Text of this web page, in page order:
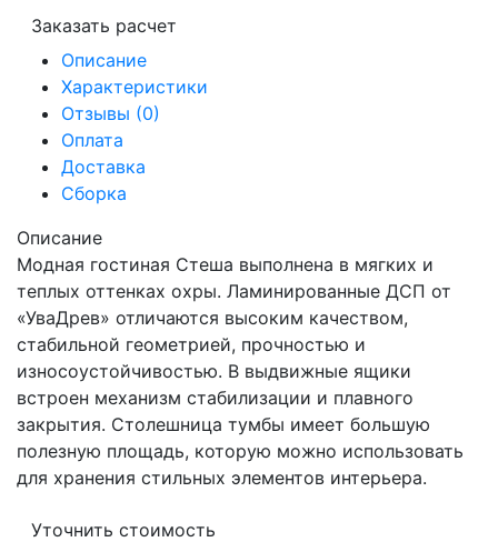
Заказать расчет
Описание
Характеристики
Отзывы (0)
Оплата
Доставка
Сборка
Описание
Модная гостиная Стеша выполнена в мягких и
теплых оттенках охры. Ламинированные ДСП от
«УваДрев» отличаются высоким качеством,
стабильной геометрией, прочностью и
износоустойчивостью. В выдвижные ящики
встроен механизм стабилизации и плавного
закрытия. Столешница тумбы имеет большую
полезную площадь, которую можно использовать
для хранения стильных элементов интерьера.
Уточнить стоимость